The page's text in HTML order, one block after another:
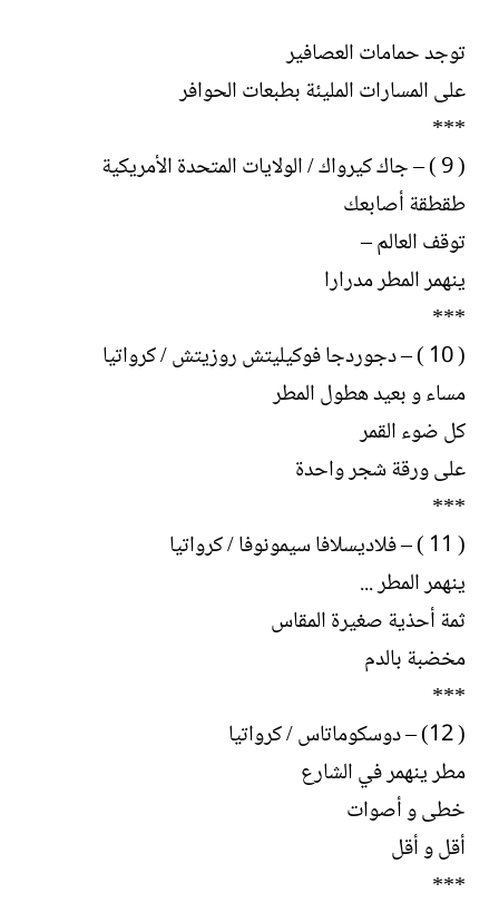
توجد حمامات العصافير
على المسارات المليئة بطبعات الحوافر
***
( 9 ) – جاك كيرواك / الولايات المتحدة الأمريكية
طقطقة أصابعك
توقف العالم –
ينهمر المطر مدرارا
***
( 10 ) – دجوردجا فوكيليتش روزيتش / كرواتيا
مساء و بعيد هطول المطر
كل ضوء القمر
على ورقة شجر واحدة
***
( 11 ) – فلاديسلافا سيمونوفا / كرواتيا
ينهمر المطر ...
ثمة أحذية صغيرة المقاس
مخضبة بالدم
***
( 12) – دوسكوماتاس / كرواتيا
مطر ينهمر في الشارع
خطى و أصوات
أقل و أقل
***